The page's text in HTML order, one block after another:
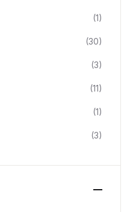
(1)
(30)
(3)
(11)
(1)
(3)